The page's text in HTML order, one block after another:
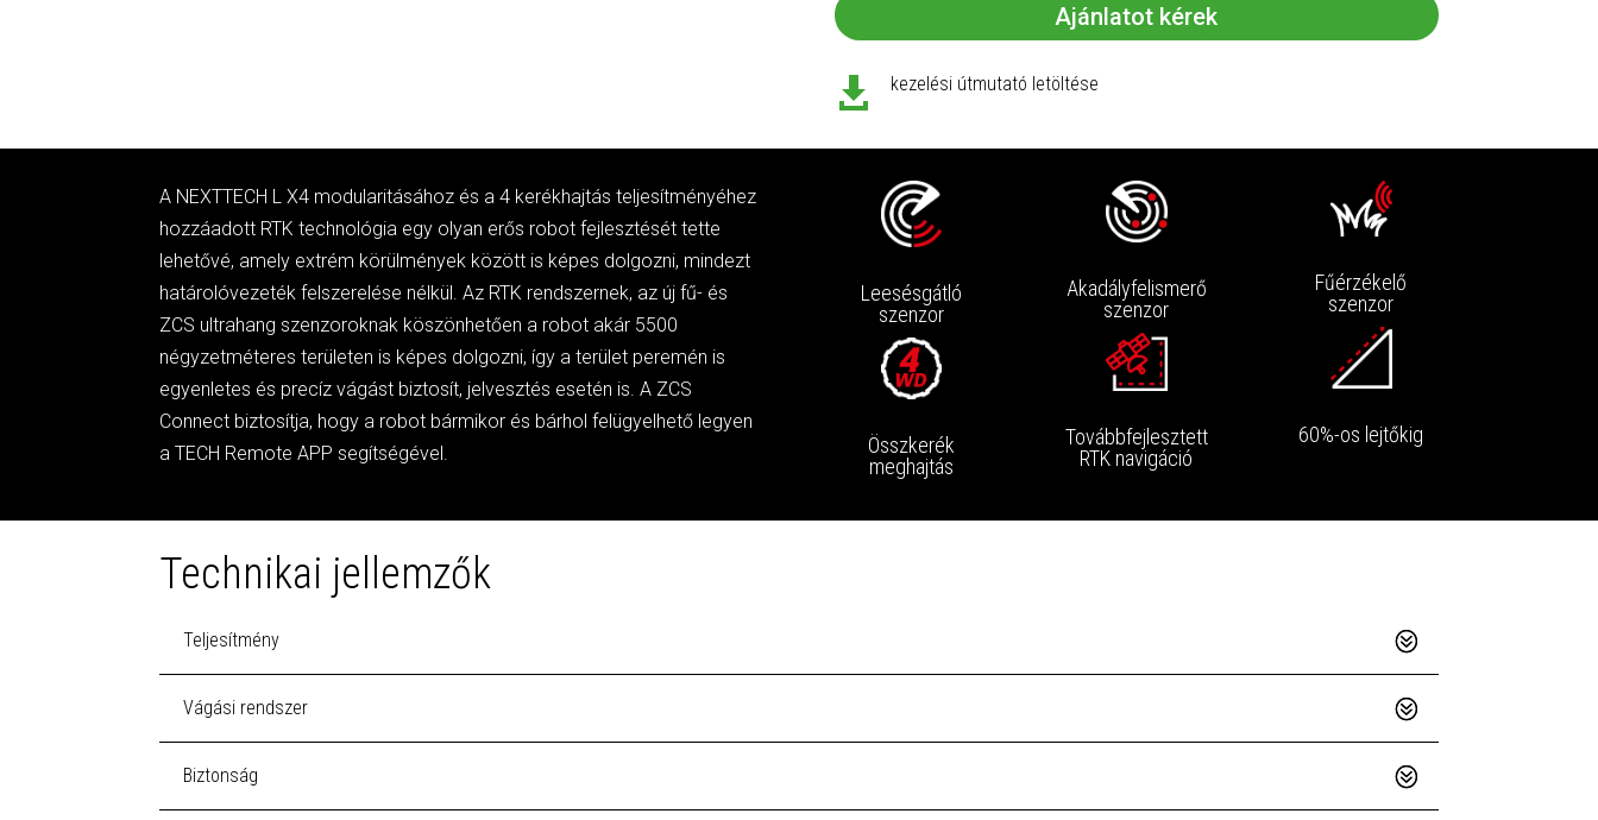
Ajánlatot kérek
 kezelési útmutató letöltése
A NEXTTECH L X4 modularitásához és a 4 kerékhajtás teljesítményéhez
hozzáadott RTK technológia egy olyan erős robot fejlesztését tette
lehetővé, amely extrém körülmények között is képes dolgozni, mindezt
határolóvezeték felszerelése nélkül. Az RTK rendszernek, az új fű- és
ZCS ultrahang szenzoroknak köszönhetően a robot akár 5500
négyzetméteres területen is képes dolgozni, így a terület peremén is
egyenletes és precíz vágást biztosít, jelvesztés esetén is. A ZCS
Connect biztosítja, hogy a robot bármikor és bárhol felügyelhető legyen
a TECH Remote APP segítségével.
Leesésgátló
szenzor
Összkerék
meghajtás
Akadályfelismerő
szenzor
Továbbfejlesztett
RTK navigáció
Fűérzékelő
szenzor
60%-os lejtőkig
Technikai jellemzők
Teljesítmény
Vágási rendszer
Biztonság